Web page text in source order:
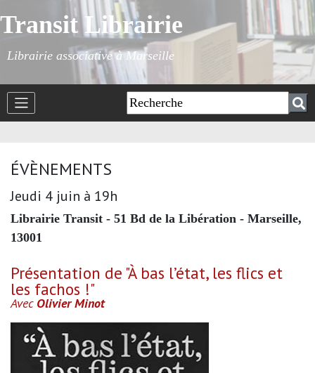
Transit Librairie
Librairie associative à Marseille
ÉVÈNEMENTS
Jeudi 4 juin à 19h
Librairie Transit - 51 Bd de la Libération - Marseille,
13001
Présentation de "À bas l’état, les flics et
les fachos !"
Avec Olivier Minot